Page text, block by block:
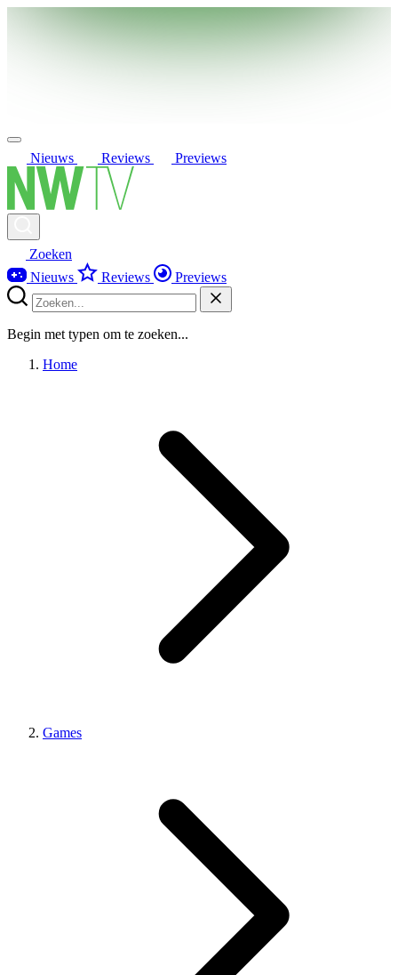
Nieuws Reviews Previews
Zoeken
Nieuws
Reviews Previews
Begin met typen om te zoeken...
Home
Games